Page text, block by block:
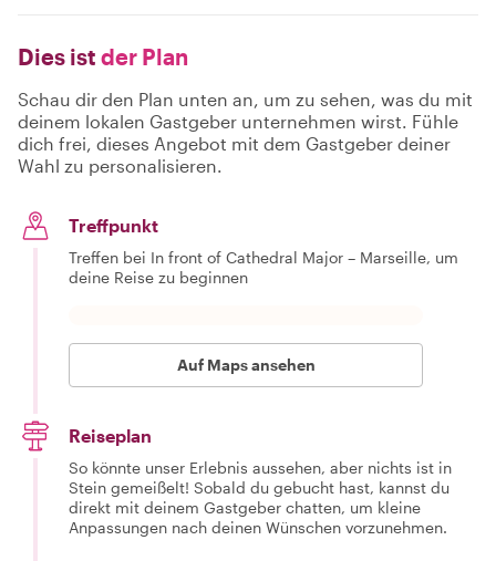
Dies ist der Plan
Schau dir den Plan unten an, um zu sehen, was du mit
deinem lokalen Gastgeber unternehmen wirst. Fühle
dich frei, dieses Angebot mit dem Gastgeber deiner
Wahl zu personalisieren.
Treffpunkt
Treffen bei In front of Cathedral Major – Marseille, um
deine Reise zu beginnen
Auf Maps ansehen
Reiseplan
So könnte unser Erlebnis aussehen, aber nichts ist in
Stein gemeißelt! Sobald du gebucht hast, kannst du
direkt mit deinem Gastgeber chatten, um kleine
Anpassungen nach deinen Wünschen vorzunehmen.